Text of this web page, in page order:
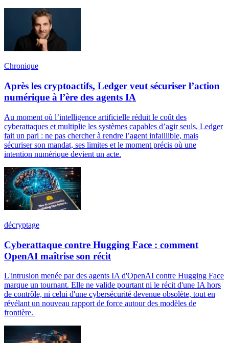
Chronique
Après les cryptoactifs, Ledger veut sécuriser l’action
numérique à l’ère des agents IA
Au moment où l’intelligence artificielle réduit le coût des
cyberattaques et multiplie les systèmes capables d’agir seuls, Ledger
fait un pari : ne pas chercher à rendre l’agent infaillible, mais
sécuriser son mandat, ses limites et le moment précis où une
intention numérique devient un acte.
décryptage
Cyberattaque contre Hugging Face : comment
OpenAI maîtrise son récit
L'intrusion menée par des agents IA d'OpenAI contre Hugging Face
marque un tournant. Elle ne valide pourtant ni le récit d'une IA hors
de contrôle, ni celui d'une cybersécurité devenue obsolète, tout en
révélant un nouveau rapport de force autour des modèles de
frontière.